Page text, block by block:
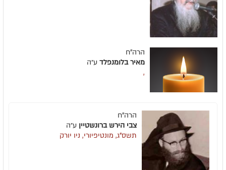
הרה"ח
מאיר בלומנפלד ע״ה
,
הרה"ח
צבי הירש ברונשטיין ע״ה
תשס"ג, מונטיפיורי, ניו יורק